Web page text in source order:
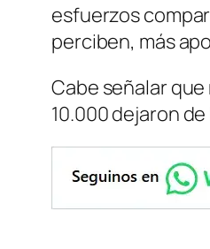
esfuerzos
perciben, más
Cabe señalar
10.000 dejaron